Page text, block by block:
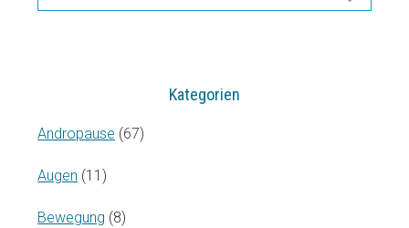
durchsuchen…
Kategorien
Andropause (67)
Augen (11)
Bewegung (8)